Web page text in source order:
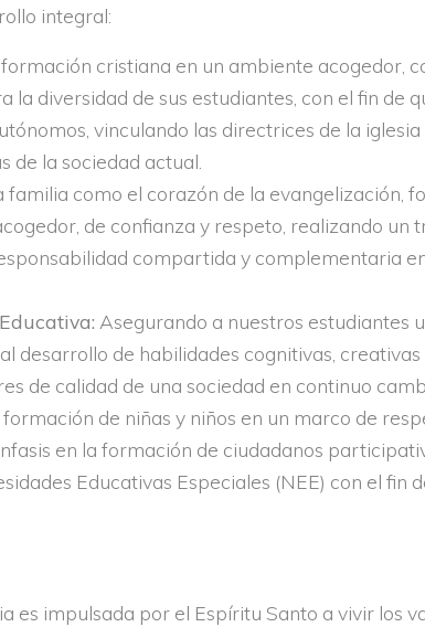
integral:
cristiana en un ambiente acogedor,
la diversidad de sus estudiantes, con el fin de
vinculando las directrices de la
de la sociedad actual.
familia como el corazón de la evangelización,
de confianza y respeto, realizando un
compartida y complementaria
Asegurando a nuestros estudiantes
desarrollo de habilidades cognitivas, creativas
de calidad de una sociedad en continuo
de niñas y niños en un marco de
en la formación de ciudadanos
Educativas Especiales (NEE) con el fin
es impulsada por el Espíritu Santo a vivir los